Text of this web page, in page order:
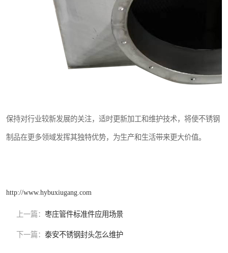
保持对行业较新发展的关注，适时更新加工和维护技术，将使不锈钢
制品在更多领域发挥其独特优势，为生产和生活带来更大价值。
http://www.hybuxiugang.com
上一篇： 枣庄管件标准件应用场景
下一篇： 泰安不锈钢封头怎么维护